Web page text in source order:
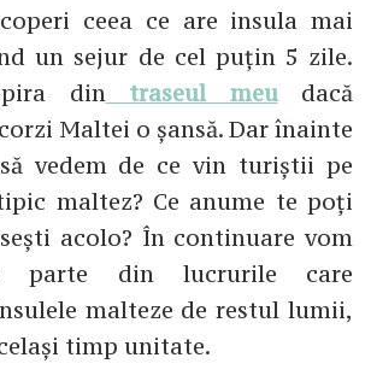
ceea ce are insula mai
un sejur de cel puțin 5 zile.
din traseul meudacă
Maltei o șansă. Dar înainte
vedem de ce vin turiștii pe
maltez? Ce anume te poți
acolo? În continuare vom
parte din lucrurile care
malteze de restul lumii,
timp unitate.